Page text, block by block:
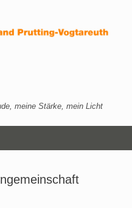
meine Stärke, mein Licht